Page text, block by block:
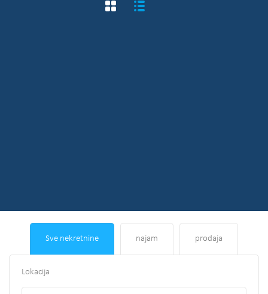
Sve nekretnine najam prodaja
Lokacija